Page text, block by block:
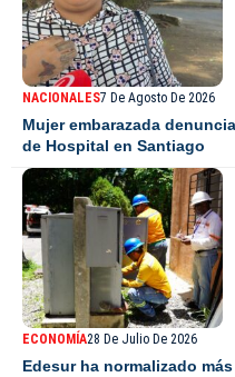
NACIONALES7 De Agosto De 2026
Mujer embarazada
de Hospital en Santiago
ECONOMÍA28 De Julio De 2026
Edesur ha normalizado